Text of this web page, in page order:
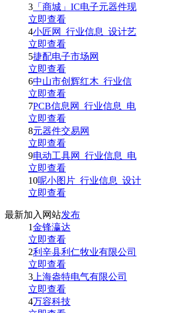
3 「商城」IC电子元器件现
立即查看
4小匠网_行业信息_设计艺
立即查看
5捷配电子市场网
立即查看
6中山市创辉红木_行业信
立即查看
7PCB信息网_行业信息_电
立即查看
8元器件交易网
立即查看
9电动工具网_行业信息_电
立即查看
10呢小图片_行业信息_设计
立即查看
最新加入网站发布
1金锋瀛达
立即查看
2利辛县利仁牧业有限公司
立即查看
3 上海盎特电气有限公司
立即查看
4万容科技